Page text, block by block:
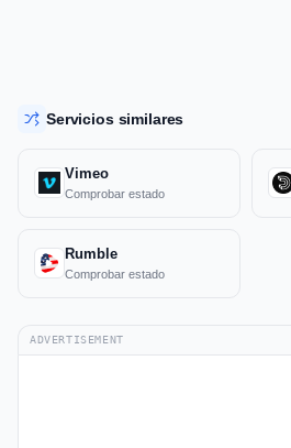
Servicios similares
Vimeo
Comprobar estado
Rumble
Comprobar estado
ADVERTISEMENT